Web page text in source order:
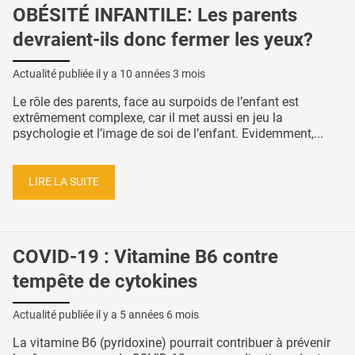
OBÉSITÉ INFANTILE: Les parents
devraient-ils donc fermer les yeux?
Actualité publiée il y a 10 années 3 mois
Le rôle des parents, face au surpoids de l’enfant est
extrêmement complexe, car il met aussi en jeu la
psychologie et l’image de soi de l’enfant. Evidemment,...
LIRE LA SUITE
COVID-19 : Vitamine B6 contre
tempête de cytokines
Actualité publiée il y a 5 années 6 mois
La vitamine B6 (pyridoxine) pourrait contribuer à prévenir